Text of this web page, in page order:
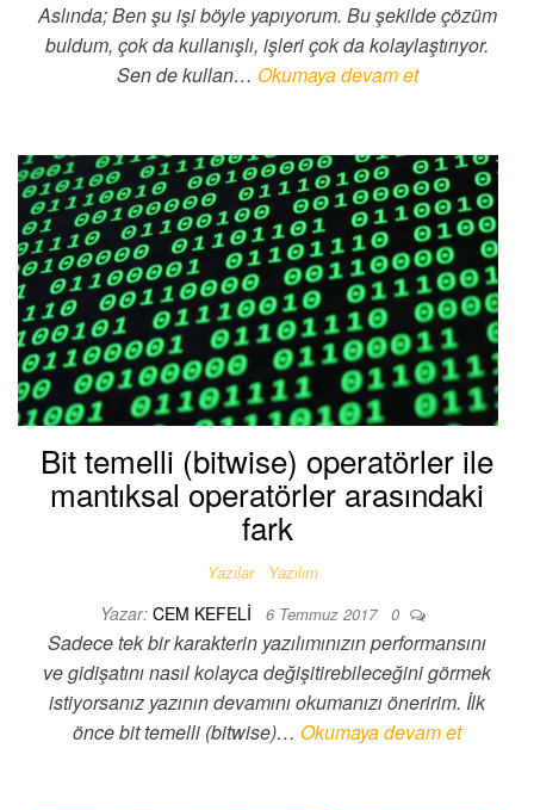
Aslında; Ben şu işi böyle yapıyorum. Bu şekilde çözüm
buldum, çok da kullanışlı, işleri çok da kolaylaştırıyor.
Sen de kullan… Okumaya devam et
Bit temelli (bitwise) operatörler ile
mantıksal operatörler arasındaki
fark
Yazılar Yazılım
Yazar: CEM KEFELI 6 Temmuz 2017 0
Sadece tek bir karakterin yazılımınızın performansını
ve gidişatını nasıl kolayca değişitirebileceğini görmek
istiyorsanız yazının devamını okumanızı öneririm. İlk
önce bit temelli (bitwise)… Okumaya devam et